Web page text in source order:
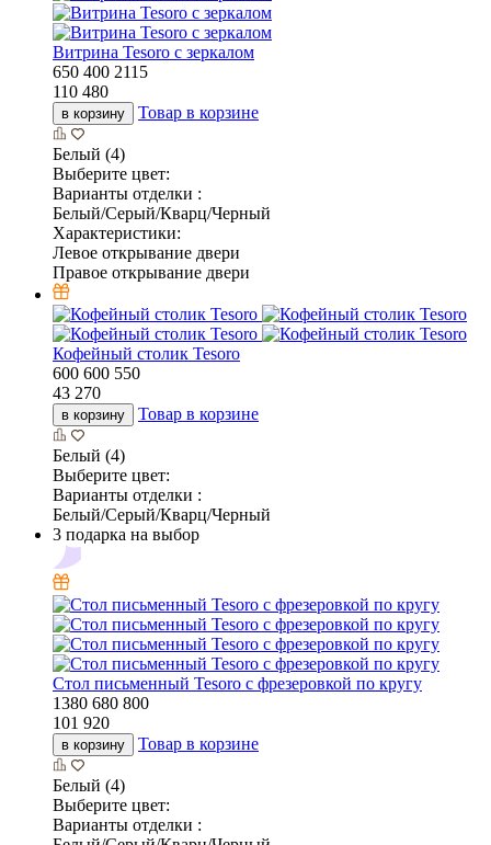
Витрина Tesoro с зеркалом
650 400 2115
110 480
в корзину Товар в корзине
Белый (4)
Выберите цвет:
Варианты отделки :
Белый/Серый/Кварц/Черный
Характеристики:
Левое открывание двери
Правое открывание двери
Кофейный столик Tesoro
600 600 550
43 270
в корзину Товар в корзине
Белый (4)
Выберите цвет:
Варианты отделки :
Белый/Серый/Кварц/Черный
3 подарка на выбор
Cтол письменный Tesoro c фрезеровкой по кругу
1380 680 800
101 920
в корзину Товар в корзине
Белый (4)
Выберите цвет:
Варианты отделки :